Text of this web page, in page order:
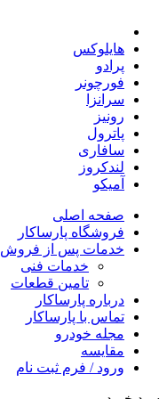
هایلوکس
پرادو
فورچونر
سرانزا
رونیز
پاترول
سافاری
لندکروز
آمیکو
صفحه اصلی
فروشگاه پارساکار
خدمات پس از فروش
خدمات فنی
تامین قطعات
درباره پارساکار
تماس با پارساکار
مجله خودرو
مقایسه
ورود / فرم ثبت نام